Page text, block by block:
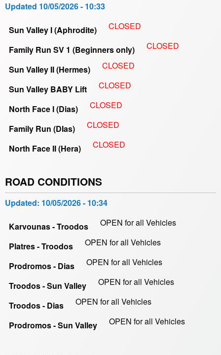
Updated 10/05/2026 - 10:33
Sun Valley I (Aphrodite) CLOSED
Family Run SV 1 (Beginners only) CLOSED
Sun Valley II (Hermes) CLOSED
Sun Valley BABY Lift CLOSED
North Face I (Dias) CLOSED
Family Run (DIas) CLOSED
North Face II (Hera) CLOSED
ROAD CONDITIONS
Updated: 10/05/2026 - 10:34
Karvounas - Troodos OPEN for all Vehicles
Platres - Troodos OPEN for all Vehicles
Prodromos - Dias OPEN for all Vehicles
Troodos - Sun Valley OPEN for all Vehicles
Troodos - Dias OPEN for all Vehicles
Prodromos - Sun Valley OPEN for all Vehicles